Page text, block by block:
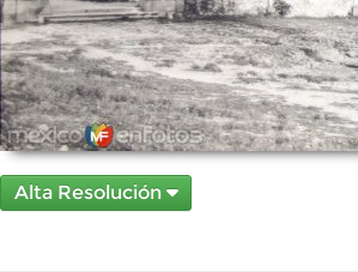
Alta Resolución